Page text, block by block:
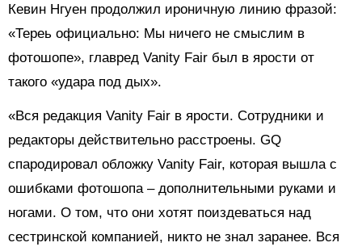
Кевин Нгуен продолжил ироничную линию фразой:
«Тереь официально: Мы ничего не смыслим в
фотошопе», главред Vanity Fair был в ярости от
такого «удара под дых».
«Вся редакция Vanity Fair в ярости. Сотрудники и
редакторы действительно расстроены. GQ
спародировал обложку Vanity Fair, которая вышла с
ошибками фотошопа – дополнительными руками и
ногами. О том, что они хотят поиздеваться над
сестринской компанией, никто не знал заранее. Вся